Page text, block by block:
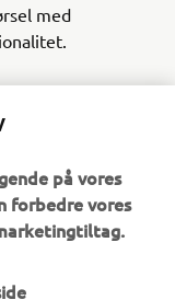
med
på vores
forbedre vores